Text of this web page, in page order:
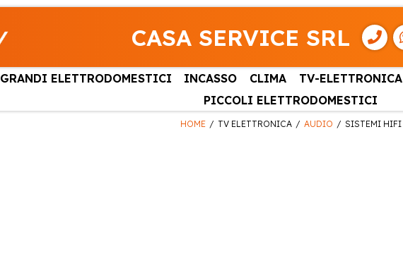
CASA SERVICE SRL
GRANDI ELETTRODOMESTICI INCASSO CLIMA TV-ELETTRONICA
PICCOLI ELETTRODOMESTICI
HOME TV ELETTRONICA AUDIO SISTEMI HIFI